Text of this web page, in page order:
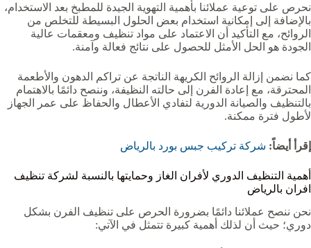
نحرص على توعية عملائنا بأهمية التهوية الجيدة للمطبخ بعد الاستخدام،
بالإضافة إلى إمكانية استخدام بعض الحلول البسيطة للتخلص من
الروائح، مع التأكيد أن الاعتماد على مواد تنظيف ومعقمات عالية
الجودة هو الحل الأمثل للحصول على نتائج فعالة وآمنة.
كما نضمن إزالة الروائح الكريهة الناتجة عن تراكم الدهون والأطعمة
المحترقة، مع إعادة الفرن إلى حالته النظيفة، وننصح دائمًا بالاهتمام
بالتنظيف والصيانة الدورية لتفادي الأعطال والحفاظ على عمر الجهاز
لأطول فترة ممكنة.
إقرأ أيضاً: شركة تركيب جبس بورد بالرياض
أهمية التنظيف الدوري لأفران الغاز وحمايتها بالنسبة لشركة تنظيف
افران بالرياض
نحن ننصح عملائنا دائمًا بضرورة الحرص على تنظيف الفرن بشكل
دوري؛ حيث أن لذلك أهمية كبيرة تتمثل في الآتي: